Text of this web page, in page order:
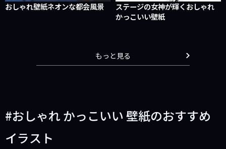
おしゃれ壁紙ネオンな都会風景
ステージの女神が輝くおしゃれ
かっこいい壁紙
もっと見る
おしゃれ かっこいい 壁紙のおすすめ
イラスト